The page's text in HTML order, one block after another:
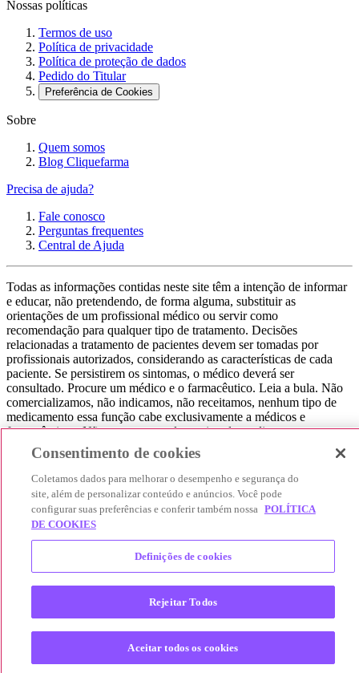
Nossas políticas
Termos de uso
Política de privacidade
Política de proteção de dados
Pedido do Titular
Preferência de Cookies
Sobre
Quem somos
Blog Cliquefarma
Precisa de ajuda?
Fale conosco
Perguntas frequentes
Central de Ajuda
Todas as informações contidas neste site têm a intenção de informar
e educar, não pretendendo, de forma alguma, substituir as
orientações de um profissional médico ou servir como
recomendação para qualquer tipo de tratamento. Decisões
relacionadas a tratamento de pacientes devem ser tomadas por
profissionais autorizados, considerando as características de cada
paciente. Se persistirem os sintomas, o médico deverá ser
consultado. Procure um médico e o farmacêutico. Leia a bula. Não
comercializamos, não indicamos, não receitamos, nenhum tipo de
medicamento essa função cabe exclusivamente a médicos e
farmacêuticos. Não consuma qualquer tipo de medicamento sem
consultar seu médico. Não somos uma loja ou marketplace, ou seja,
não realizamos a venda de medicamentos, apenas contribuímos para
que você encontre o preço mais barato, comparando os preços de
produtos farmacêuticos. Contribuímos e damos auxílio para que sua
experiência seja bem-sucedida, mas a finalização da compra
acontece nos sites das nossas lojas parceiras.
© 2025 Afya Participações S.A. - todos os direitos reservados.
Alameda Lorena, 269 - Jardim Paulista - São Paulo / SP - CEP.:
01424-001 - CNPJ 23.399.329/0002-53.
Consentimento de cookies
Coletamos dados para melhorar o desempenho e segurança do
site, além de personalizar conteúdo e anúncios. Você pode
configurar suas preferências e conferir também nossa POLÍTICA
DE COOKIES
Definições de cookies
Rejeitar Todos
Aceitar todos os cookies